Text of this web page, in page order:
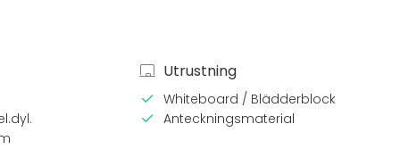
Utrustning
Whiteboard / Blädderblock
Anteckningsmaterial